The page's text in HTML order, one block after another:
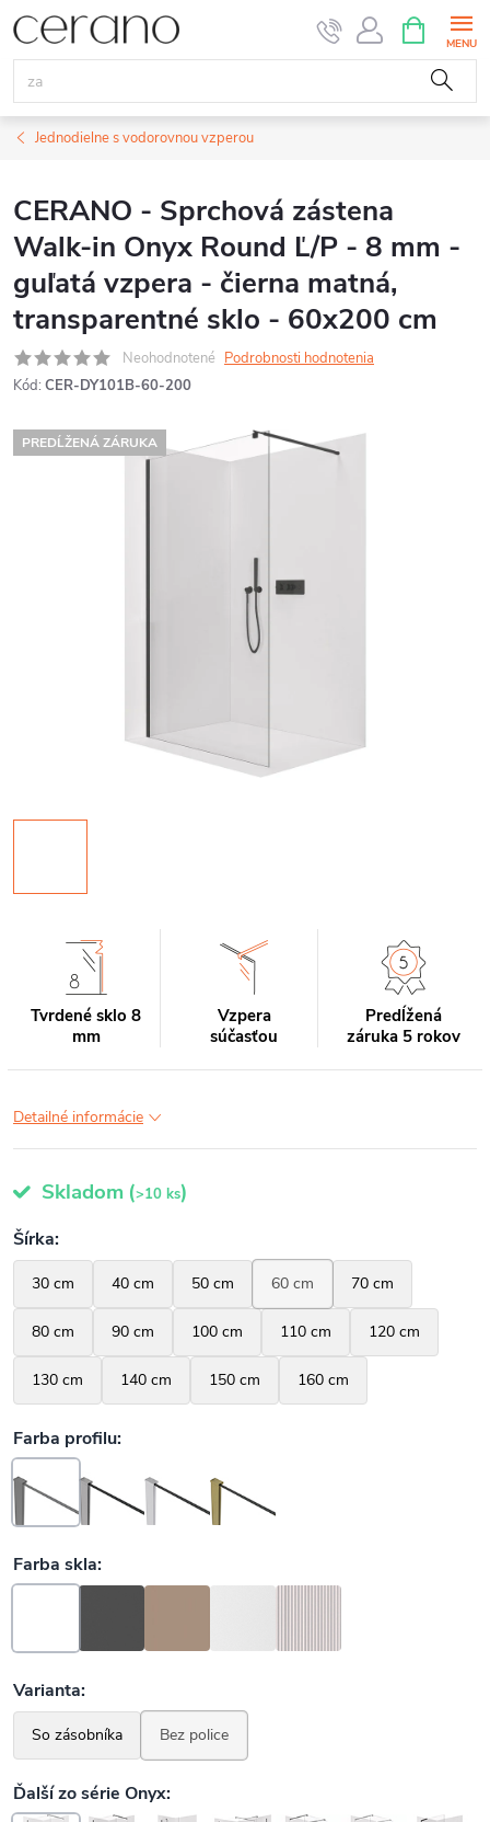
Prejsť
na
obsah
KOŠÍK
Jednodielne s vodorovnou vzperou
CERANO - Sprchová zástena
Walk-in Onyx Round Ľ/P - 8 mm -
guľatá vzpera - čierna matná,
transparentné sklo - 60x200 cm
Neohodnotené Podrobnosti hodnotenia
Kód: CER-DY101B-60-200
PREDĹŽENÁ ZÁRUKA
Tvrdené sklo 8
mm
Vzpera
súčasťou
Predĺžená
záruka 5 rokov
Detailné informácie
Skladom (>10 ks)